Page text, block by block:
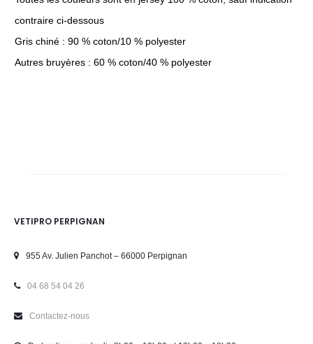
contraire ci-dessous
Gris chiné : 90 % coton/10 % polyester
Autres bruyères : 60 % coton/40 % polyester
VETIPRO PERPIGNAN
955 Av. Julien Panchot – 66000 Perpignan
04 68 54 04 26
Contactez-nous